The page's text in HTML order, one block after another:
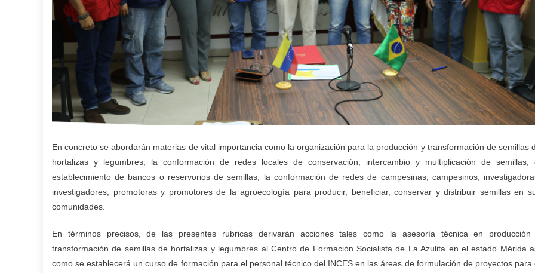
En concreto se abordarán materias de vital importancia como la organización para la producción y transformación de semillas
hortalizas y legumbres; la conformación de redes locales de conservación, intercambio y multiplicación de semillas;
establecimiento de bancos o reservorios de semillas; la conformación de redes de campesinas, campesinos,
investigadores, promotoras y promotores de la agroecología para producir, beneficiar, conservar y distribuir semillas en
comunidades.
En términos precisos, de las presentes rubricas derivarán acciones tales como la asesoría técnica en producción
transformación de semillas de hortalizas y legumbres al Centro de Formación Socialista de La Azulita en el estado Mérida
como se establecerá un curso de formación para el personal técnico del INCES en las áreas de formulación de proyectos para